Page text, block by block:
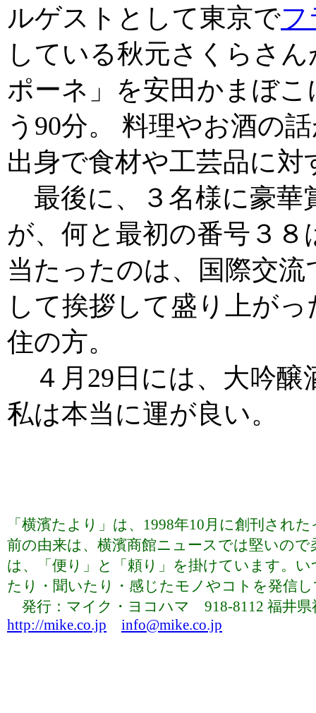
ルゲストとして東京で
している秋元さくらさ
ポーネ」を安田かまぼ
う90分。 料理やお酒の
出身で食材や工芸品に
最後に、３名様に豪華
が、何と最初の番号３
当たったのは、国際交
して挨拶して盛り上が
住の方。
４月29日には、大吟醸
私は本当に運が良い。
「横濱たより」は、1998年10月に創刊され
前の由来は、横濱商館ニュースでは堅いの
は、「便り」と「頼り」を掛けています。
たり・聞いたり・感じたモノやコトを発信
発行：マイク・ヨコハマ 918-8112 福井
http://mike.co.jp
info@mike.co.jp